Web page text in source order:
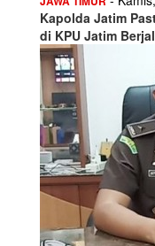
Kapolda Jatim
di KPU Jatim